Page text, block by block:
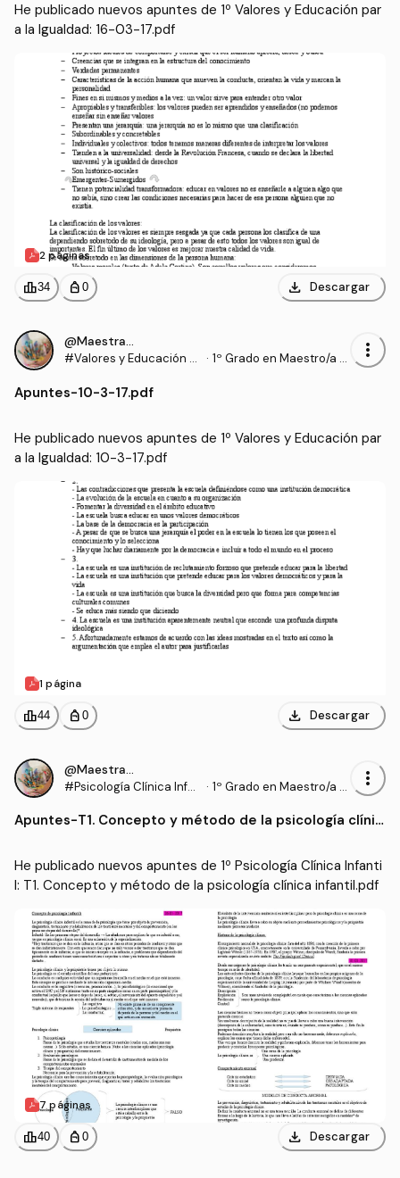
He publicado nuevos apuntes de 1º Valores y Educación par
a la Igualdad: 16-03-17.pdf
2 páginas
leaderboard34 personal_bag 0 download Descargar
@Maestrasu
#Valores y Educación p
· 1º Grado en Maestro/a d
more_vert
Apuntes-10-3-17.pdf
He publicado nuevos apuntes de 1º Valores y Educación par
a la Igualdad: 10-3-17.pdf
1 página
leaderboard44 personal_bag 0 download Descargar
@Maestrasu
#Psicología Clínica Infan
· 1º Grado en Maestro/a d
C)
more_vert
Apuntes-T1. Concepto y método de la psicología clínic
He publicado nuevos apuntes de 1º Psicología Clínica Infanti
l: T1. Concepto y método de la psicología clínica infantil.pdf
7 páginas
leaderboard40 personal_bag 0 download Descargar